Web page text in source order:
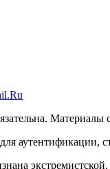
Материалы
аутентификации,